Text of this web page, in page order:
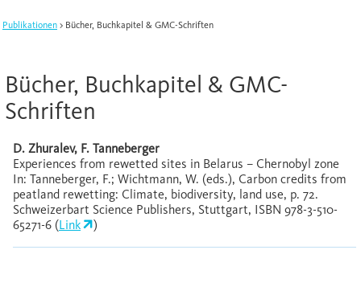
Publikationen Bücher, Buchkapitel & GMC-Schriften
Bücher, Buchkapitel & GMC-
Schriften
D. Zhuralev, F. Tanneberger
Experiences from rewetted sites in Belarus – Chernobyl zone
In: Tanneberger, F.; Wichtmann, W. (eds.), Carbon credits from
peatland rewetting: Climate, biodiversity, land use, p. 72.
Schweizerbart Science Publishers, Stuttgart, ISBN 978-3-510-
65271-6 (Link )